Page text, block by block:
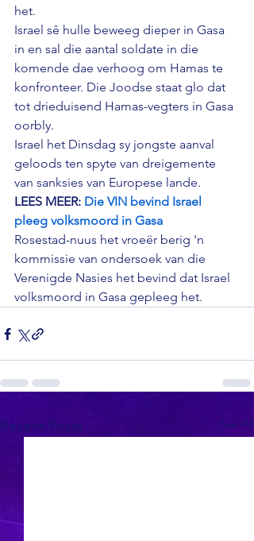
het.
Israel sê hulle beweeg dieper in Gasa
in en sal die aantal soldate in die
komende dae verhoog om Hamas te
konfronteer. Die Joodse staat glo dat
tot drieduisend Hamas-vegters in Gasa
oorbly.
Israel het Dinsdag sy jongste aanval
geloods ten spyte van dreigemente
van sanksies van Europese lande.
LEES MEER: Die VIN bevind Israel
pleeg volksmoord in Gasa
Rosestad-nuus het vroeër berig 'n
kommissie van ondersoek van die
Verenigde Nasies het bevind dat Israel
volksmoord in Gasa gepleeg het.
Recent Posts See All